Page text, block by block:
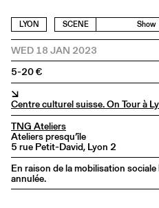
LYON SCENE Show
WED 18 JAN 2023
5-20 €
↘
Centre culturel suisse. On Tour à
TNG Ateliers
Ateliers presqu’île
5 rue Petit-David, Lyon 2
En raison de la mobilisation
annulée.